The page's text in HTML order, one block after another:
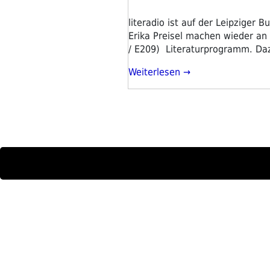
literadio ist auf der Leipziger
Erika Preisel machen wieder
/ E209) Literaturprogramm.
„literadio
Weiterlesen